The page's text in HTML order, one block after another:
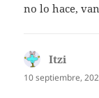
no lo hace,
Itzi
10 septiembre,